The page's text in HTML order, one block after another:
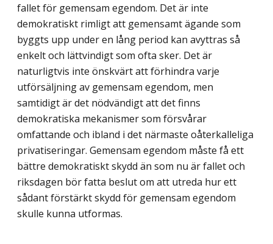
fallet för gemensam egendom. Det är inte
demokratiskt rimligt att gemen­samt ägande som
byggts upp under en lång period kan avyttras så
enkelt och lättvindigt som ofta sker. Det är
naturligtvis inte önskvärt att förhindra varje
utförsäljning av gemensam egendom, men
samtidigt är det nödvändigt att det finns
demokratiska mekanismer som försvårar
omfattande och ibland i det närmaste oåterkalleliga
privati­seringar. Gemensam egendom måste få ett
bättre demokratiskt skydd än som nu är fallet och
riksdagen bör fatta beslut om att utreda hur ett
sådant förstärkt skydd för gemensam egendom
skulle kunna utformas.